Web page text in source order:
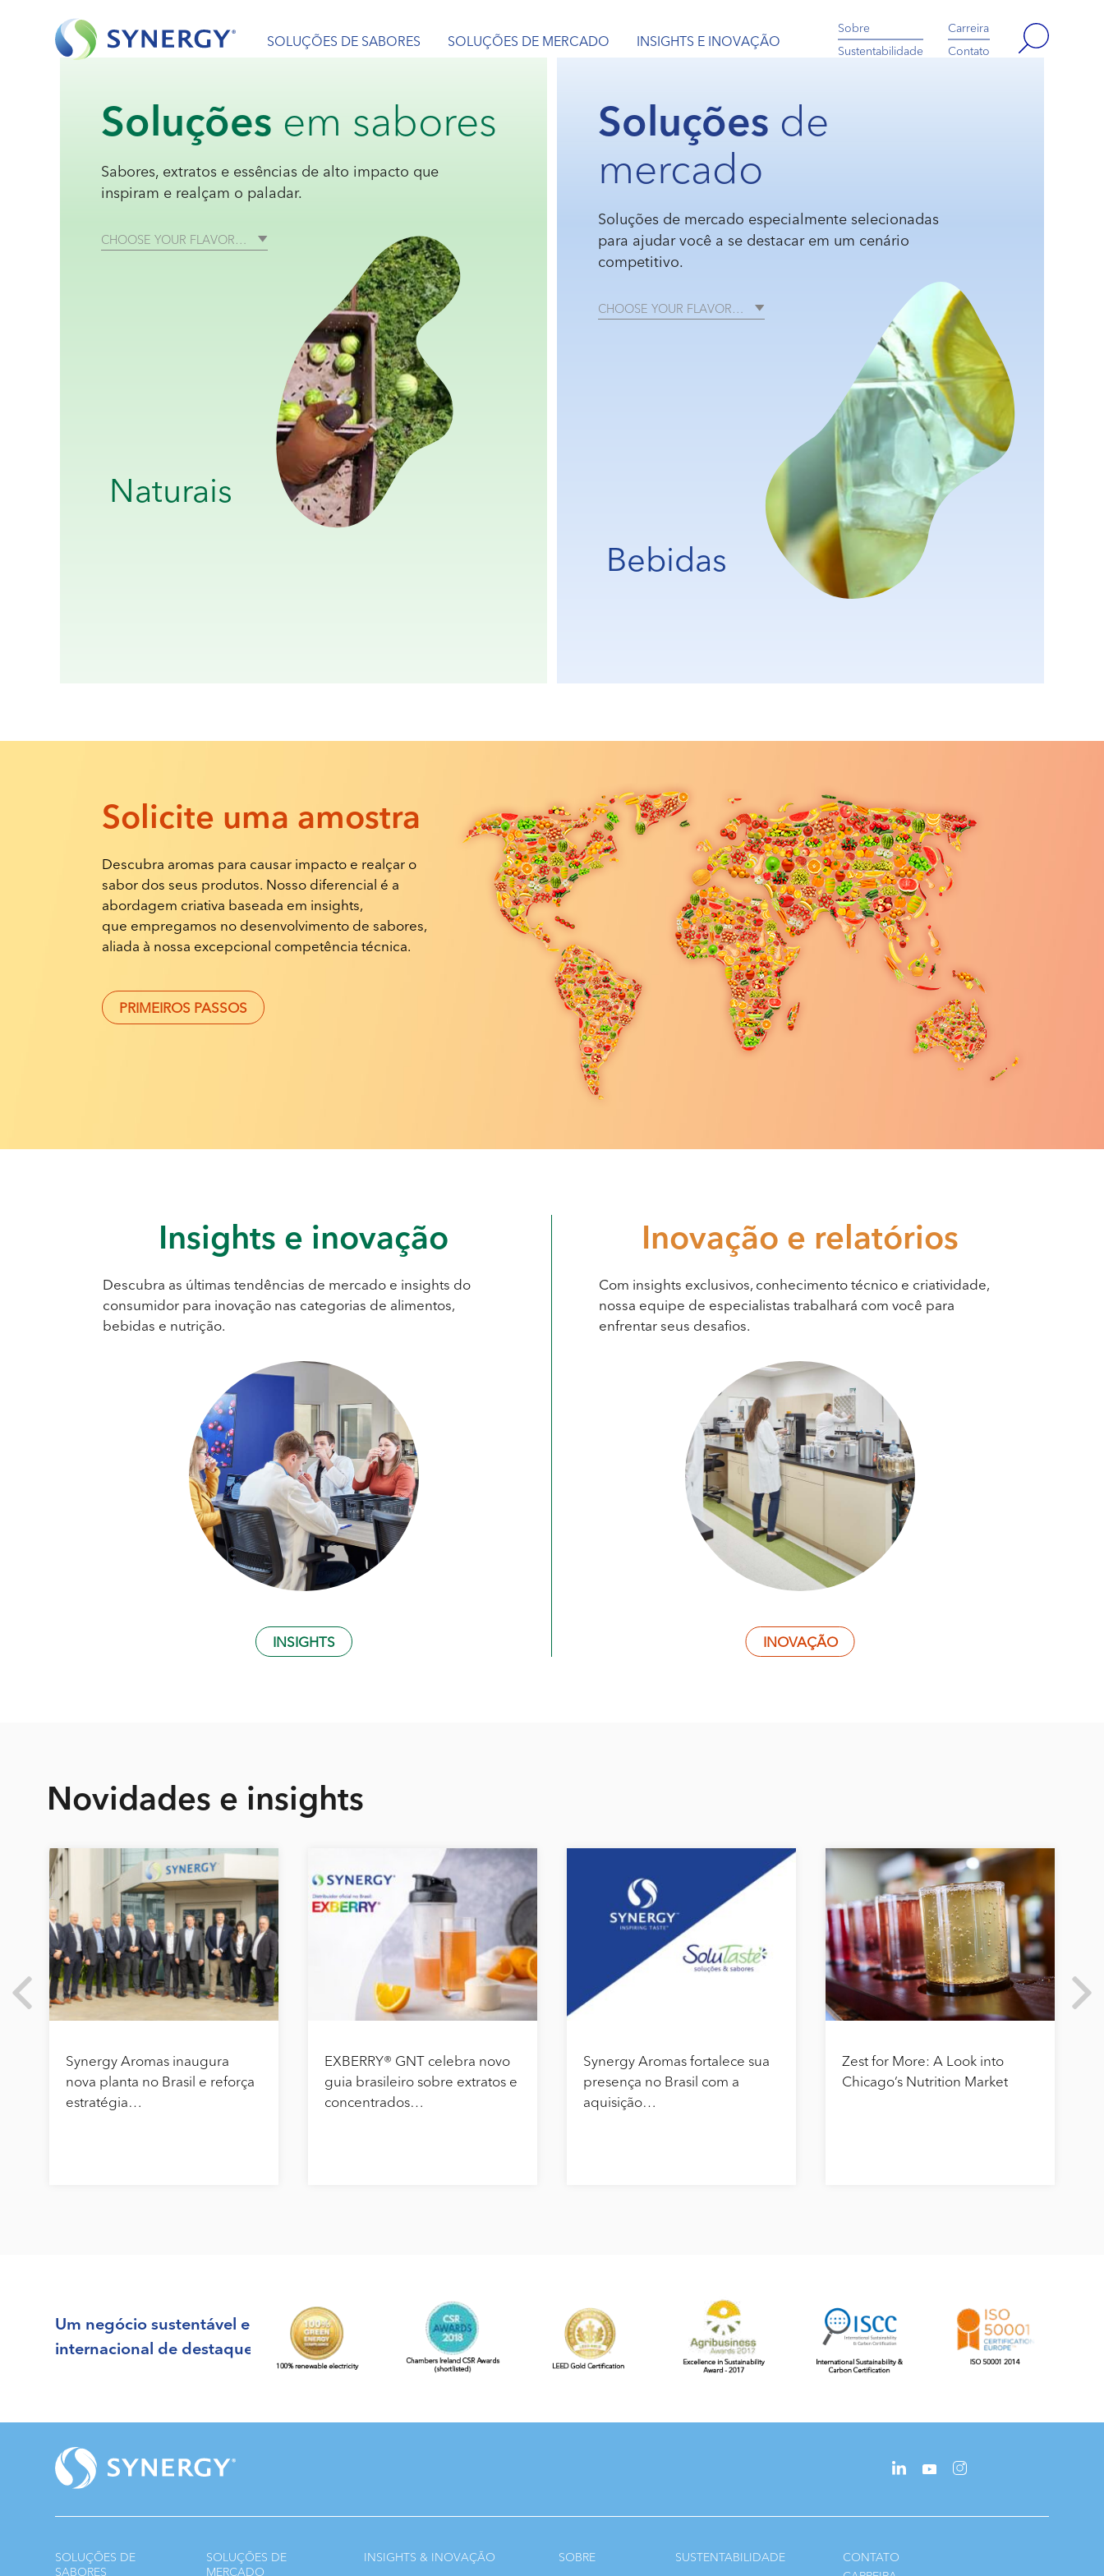
SOLUÇÕES DE SABORES SOLUÇÕES DE MERCADO INSIGHTS E INOVAÇÃO
Sobre
Sustentabilidade
Carreira
Contato
Soluçõesem sabores
Sabores, extratos e essências de alto impacto que
inspiram e realçam o paladar.
CHOOSE YOUR FLAVOR…
Naturais
Soluçõesde
mercado
Soluções de mercado especialmente selecionadas
para ajudar você a se destacar em um cenário
competitivo.
CHOOSE YOUR FLAVOR…
Bebidas
Soliciteuma amostra
Descubra aromas para causar impacto e realçar o
sabor dos seus produtos. Nosso diferencial é a
abordagem criativa baseada em insights,
que empregamos no desenvolvimento de sabores,
aliada à nossa excepcional competência técnica.
PRIMEIROS PASSOS
Insightse inovação
Descubra as últimas tendências de mercado e insights do
consumidor para inovação nas categorias de alimentos,
bebidas e nutrição.
INSIGHTS
Inovaçãoe relatórios
Com insights exclusivos, conhecimento técnico e criatividade,
nossa equipe de especialistas trabalhará com você para
enfrentar seus desafios.
INOVAÇÃO
Novidadese insights
Synergy Aromas inaugura
nova planta no Brasil e reforça
estratégia…
EXBERRY® GNT celebra novo
guia brasileiro sobre extratos e
concentrados…
Synergy Aromas fortalece sua
presença no Brasil com a
aquisição…
Zest for More: A Look into
Chicago’s Nutrition Market
Um negócio sustentável e
internacional de destaque
SOLUÇÕES DE SOLUÇÕES DE INSIGHTS & INOVAÇÃO SOBRE SUSTENTABILIDADE
CONTATO